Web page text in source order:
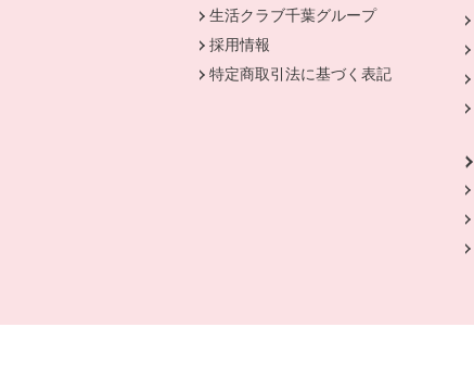
生活クラブ千葉グループ
採用情報
特定商取引法に基づく表記